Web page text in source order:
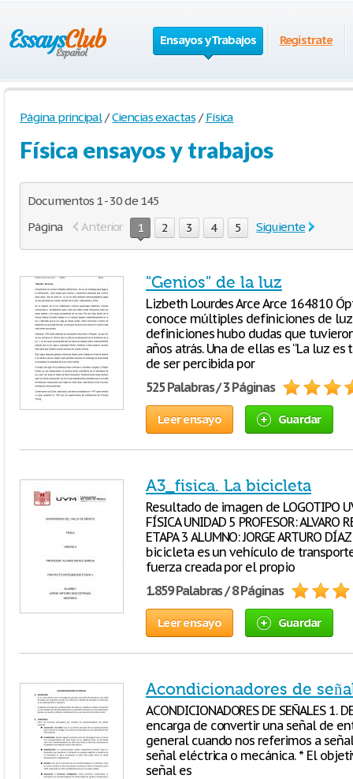
Ensayos y Trabajos Regístrate
Página principal / Ciencias exactas / Física
Física ensayos y trabajos
Documentos 1 - 30 de 145
Página
Anterior 1 2 3 4 5 Siguiente
"Genios" de la luz
Lizbeth Lourdes Arce Arce 164810
conoce múltiples definiciones de
definiciones hubo dudas que
años atrás. Una de ellas es “La luz
de ser percibida por
525 Palabras / 3 Páginas
Leer ensayo Guardar
A3_fisica. La bicicleta
Resultado de imagen de LOGOTIPO
FÍSICA UNIDAD 5 PROFESOR: ALVARO
ETAPA 3 ALUMNO: JORGE ARTURO
bicicleta es un vehículo de
fuerza creada por el propio
1.859 Palabras / 8 Páginas
Leer ensayo Guardar
Acondicionadores de
ACONDICIONADORES DE SEÑALES
encarga de convertir una señal de
general cuando nos referimos a
señal eléctrica o mecánica. * El
señal es